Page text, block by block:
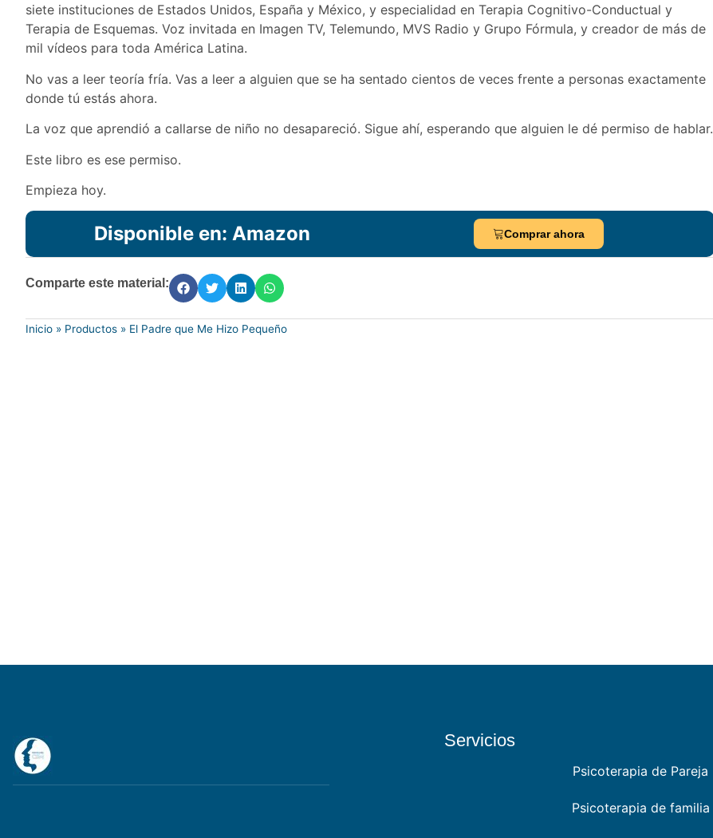
siete instituciones de Estados Unidos, España y México, y especialidad en Terapia Cognitivo-Conductual y
Terapia de Esquemas. Voz invitada en Imagen TV, Telemundo, MVS Radio y Grupo Fórmula, y creador de más de
mil vídeos para toda América Latina.
No vas a leer teoría fría. Vas a leer a alguien que se ha sentado cientos de veces frente a personas exactamente
donde tú estás ahora.
La voz que aprendió a callarse de niño no desapareció. Sigue ahí, esperando que alguien le dé permiso de hablar.
Este libro es ese permiso.
Empieza hoy.
Disponible en: Amazon Comprar ahora
Comparte este material:
Inicio » Productos » El Padre que Me Hizo Pequeño
Servicios
Psicoterapia de Pareja
Psicoterapia de familia